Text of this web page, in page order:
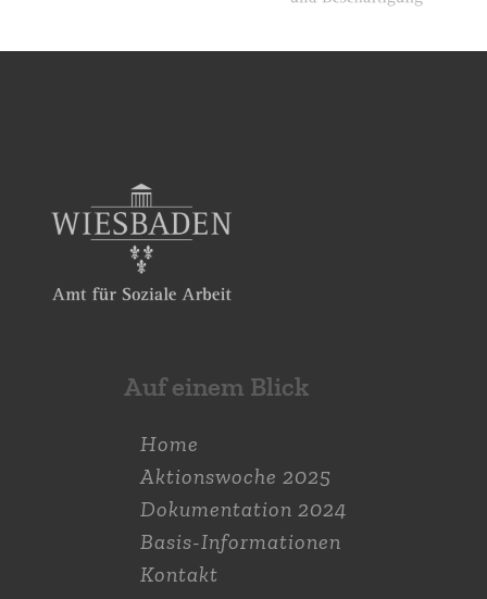
Auf einem Blick
Home
Aktions­woche 2025
Dokumen­tation 2024
Basis-Informationen
Kontakt